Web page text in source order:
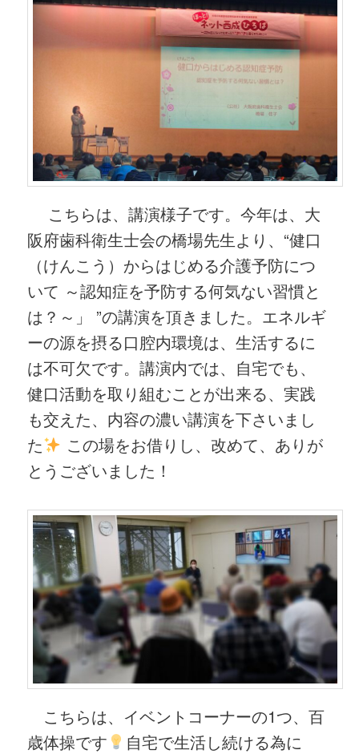
こちらは、講演様子です。今年は、大
阪府歯科衛生士会の橋場先生より、“健口
（けんこう）からはじめる介護予防につ
いて ～認知症を予防する何気ない習慣と
は？～」 ”の講演を頂きました。エネルギ
ーの源を摂る口腔内環境は、生活するに
は不可欠です。講演内では、自宅でも、
健口活動を取り組むことが出来る、実践
も交えた、内容の濃い講演を下さいまし
た
この場をお借りし、改めて、ありが
とうございました！
こちらは、イベントコーナーの1つ、百
歳体操です
自宅で生活し続ける為に